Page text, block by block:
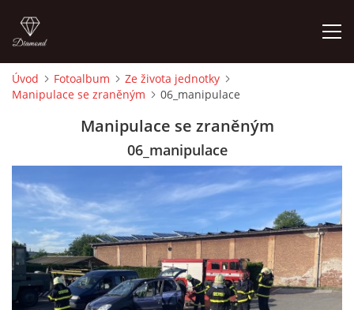
ÚVOD
VYBAVENÍ
ČLENOVÉ
ZÁSAHY
Úvod Fotoalbum
Ze života jednotky
Manipulace se zraněným
06_manipulace
Manipulace se zraněným
06_manipulace